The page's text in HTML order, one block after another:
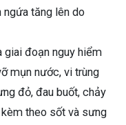
ngứa tăng lên do
giai đoạn nguy hiểm
mụn nước, vi trùng
đỏ, đau buốt, chảy
theo sốt và sưng